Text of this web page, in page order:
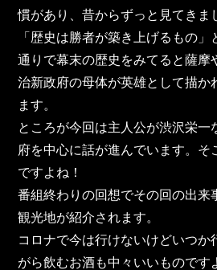
DX事業
株式会社 東邦ホールディングス
東邦自動車 株式会社
株式会社 東邦アウトフロイデ
株式会社 ワールドパーツ
慣があり、昔からずっと見てきま
「歴史は勝者が築き上げるもの
通りで幕末の歴史をみてると薩摩
治新政府の母体が英雄として描か
ます。
ところが今回は主人公が渋沢栄一
府を中心に話が進んでいます。そ
ですよね！
番組終わりの回想でその回の出来
観光地が紹介されます。
コロナで今は行けないけどいつか
がら飲むお酒も中々いいものです